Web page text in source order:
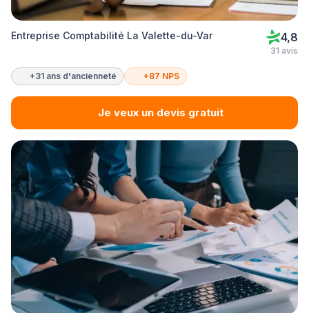
Entreprise Comptabilité La Valette-du-Var 4,8
31 avis
+31 ans d'ancienneté +87 NPS
Je veux un devis gratuit